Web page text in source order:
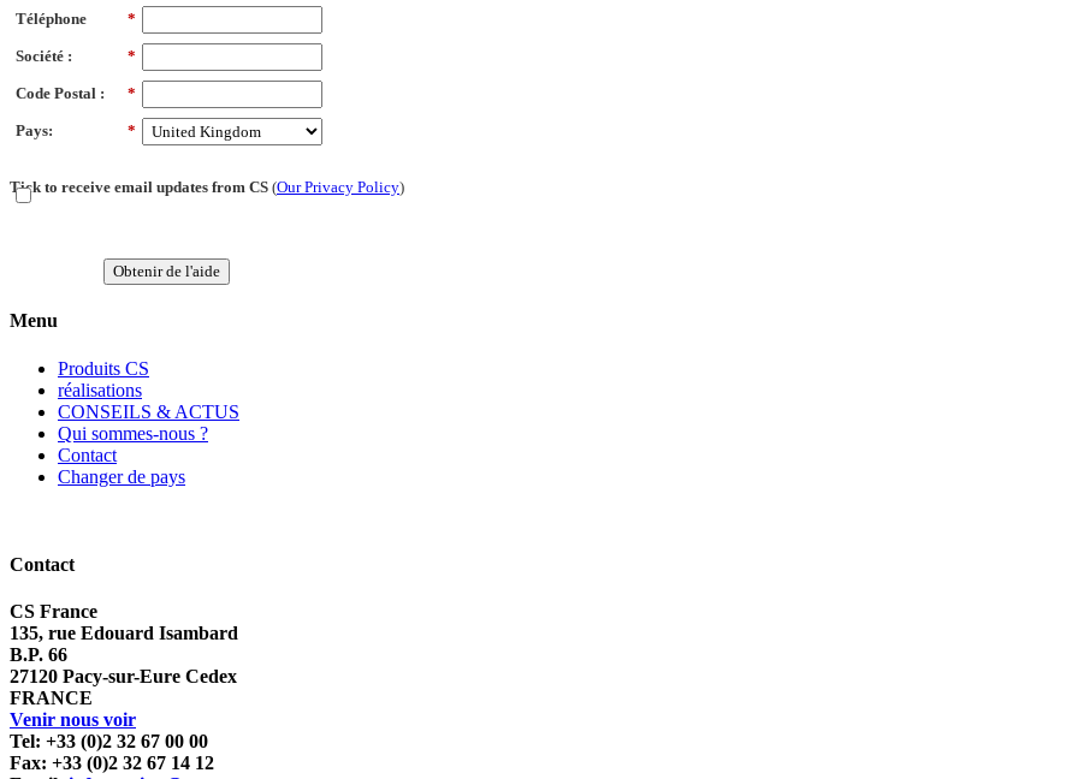
*
Téléphone
*
Société :
*
Code Postal :
*
Pays:
Tick to receive email updates from CS (Our Privacy Policy)
Obtenir de l'aide
Menu
Produits CS
réalisations
CONSEILS & ACTUS
Qui sommes-nous ?
Contact
Changer de pays
Contact
CS France
135, rue Edouard Isambard
B.P. 66
27120 Pacy-sur-Eure Cedex
FRANCE
Venir nous voir
Tel: +33 (0)2 32 67 00 00
Fax: +33 (0)2 32 67 14 12